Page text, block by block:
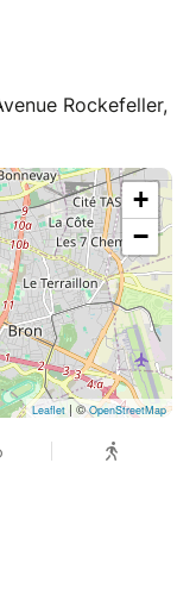
Rockefeller,
+
−
Leaflet | ©OpenStreetMap